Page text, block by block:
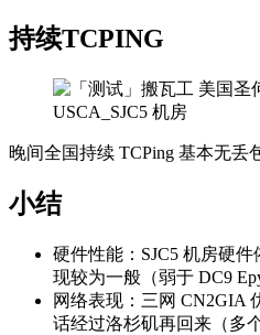
持续TCPING
晚间全国持续 TCPing 基本无丢
小结
硬件性能：SJC5 机房硬
现较为一般（弱于 DC9
网络表现：三网 CN2GIA
话经过洛杉矶再回来（多